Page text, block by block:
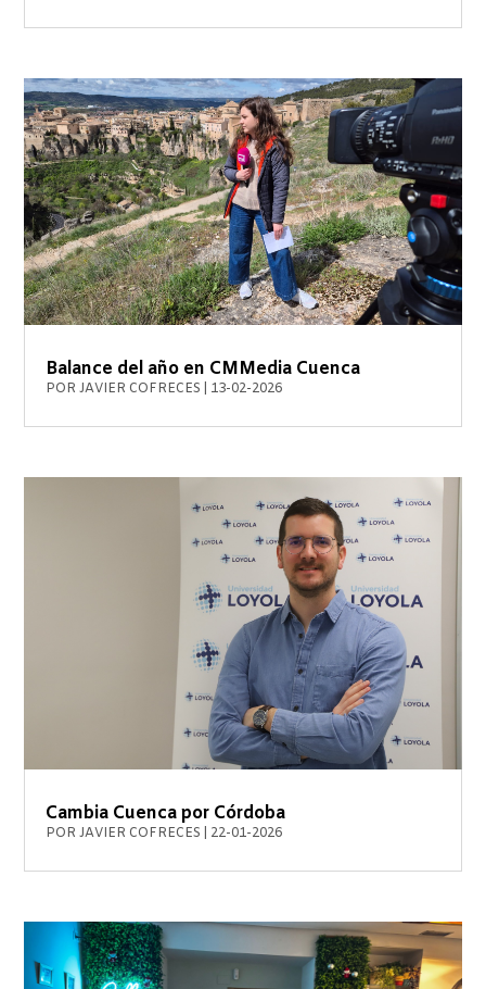
Balance del año en CMMedia Cuenca
PORJAVIER COFRECES 13-02-2026
Cambia Cuenca por Córdoba
PORJAVIER COFRECES 22-01-2026